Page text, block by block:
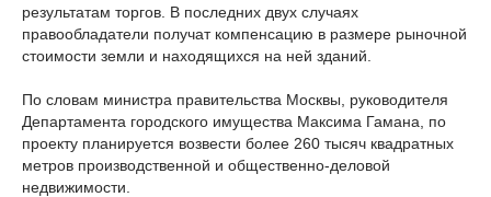
результатам торгов. В последних двух случаях
правообладатели получат компенсацию в размере рыночной
стоимости земли и находящихся на ней зданий.
По словам министра правительства Москвы, руководителя
Департамента городского имущества Максима Гамана, по
проекту планируется возвести более 260 тысяч квадратных
метров производственной и общественно-деловой
недвижимости.